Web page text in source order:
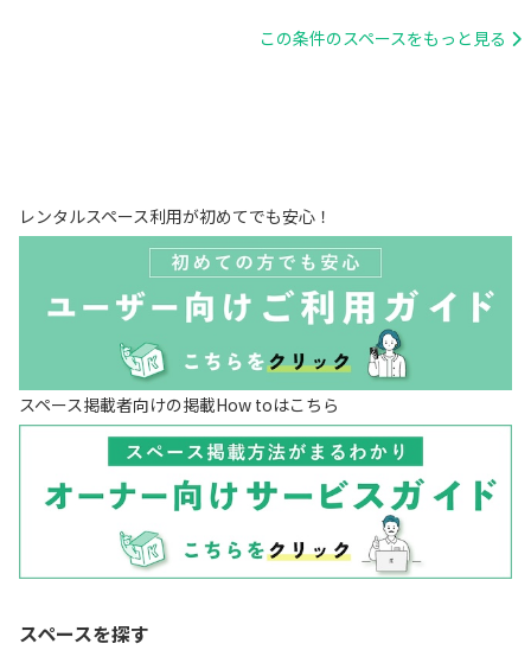
この条件のスペースをもっと見る
レンタルスペース利用が初めてでも安心！
スペース掲載者向けの掲載How toはこちら
スペースを探す